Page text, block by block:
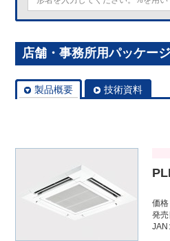
店舗・事務所用パッケー
製品概要 技術資料
価格
発
JAN